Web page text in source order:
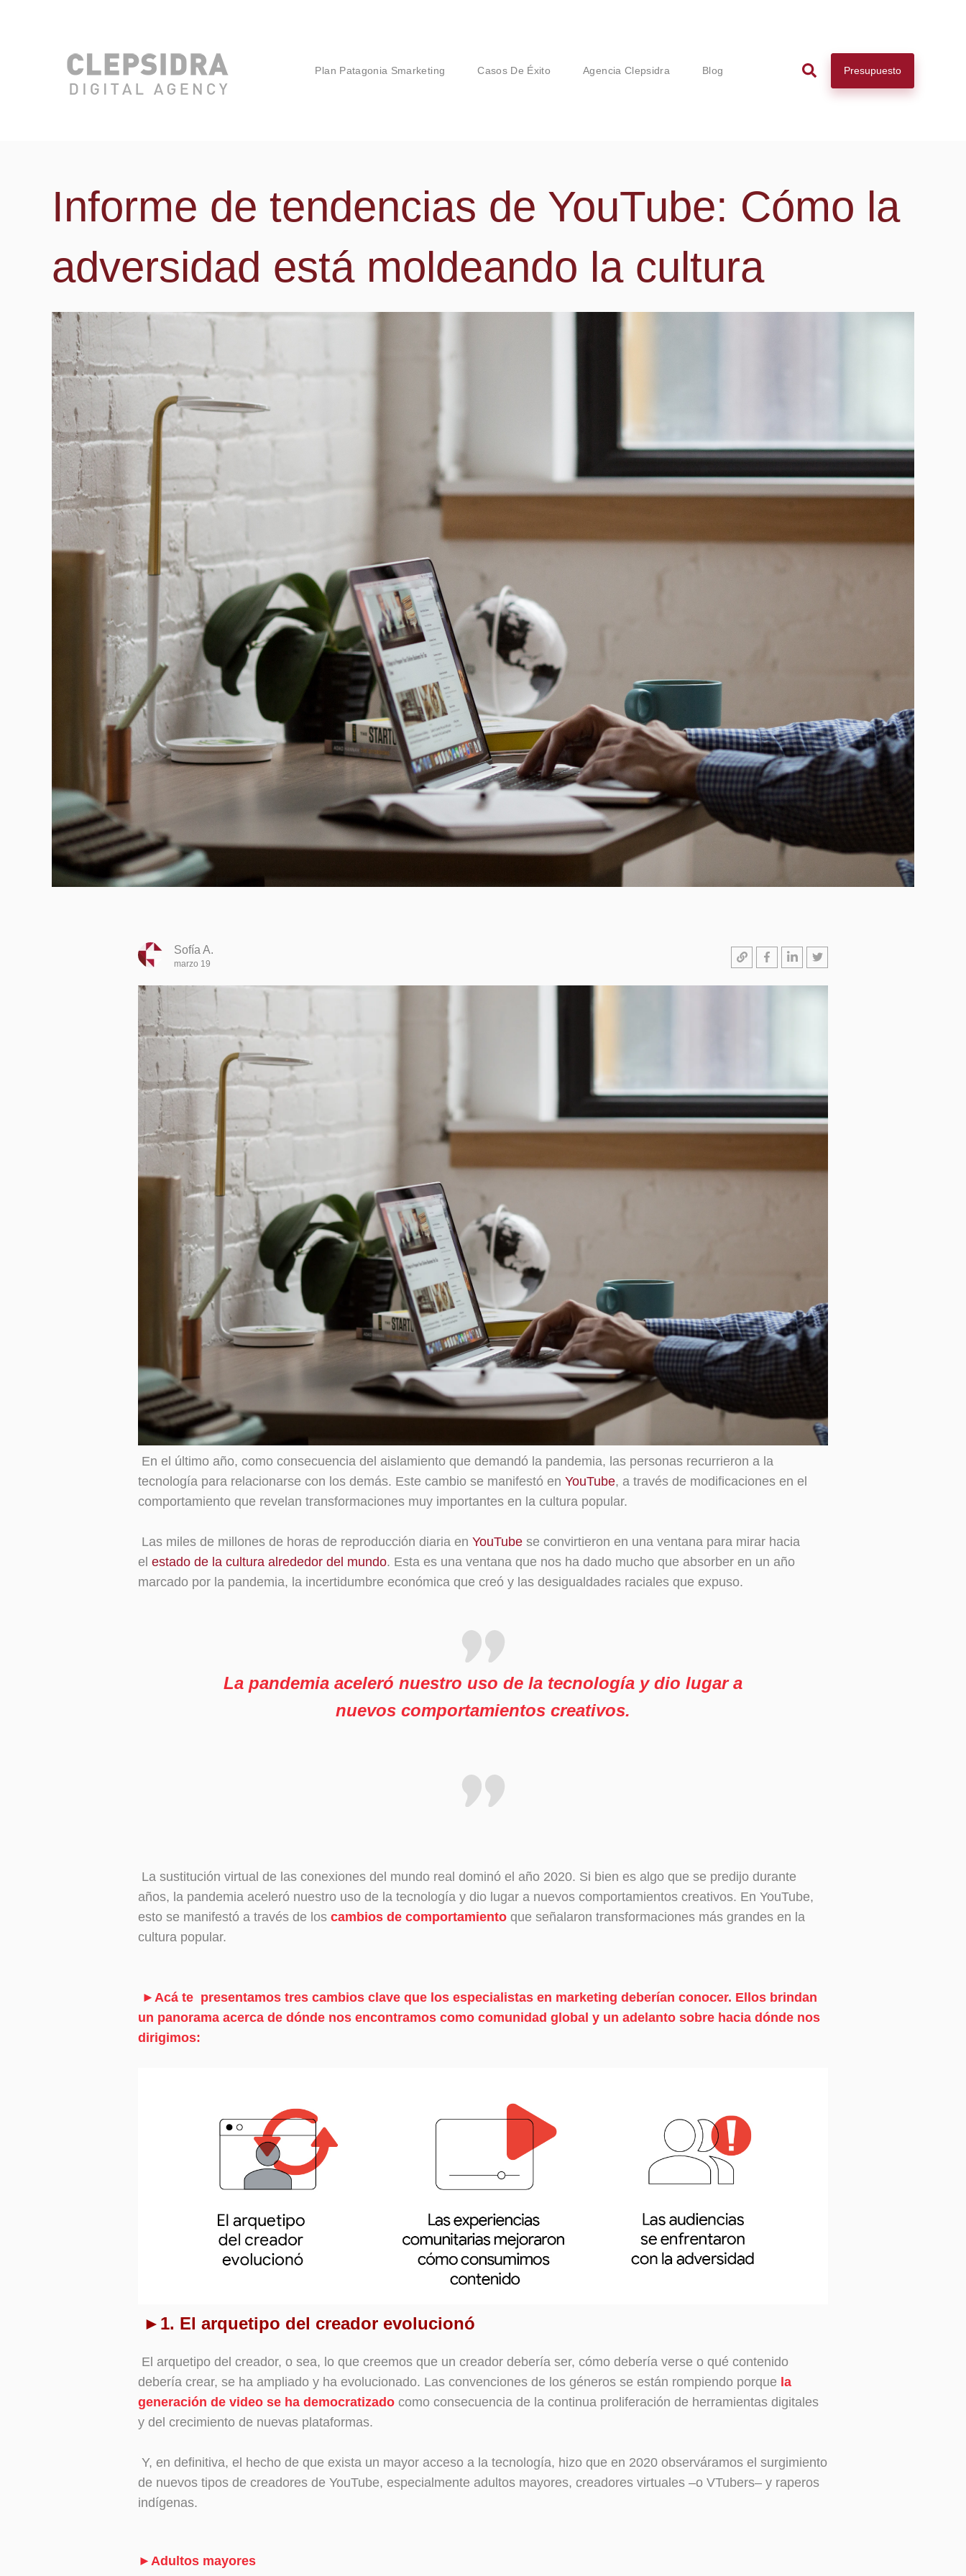
Plan Patagonia Smarketing Casos De Éxito Agencia Clepsidra Blog Presupuesto
Informe de tendencias de YouTube: Cómo la
adversidad está moldeando la cultura
Sofía A.
marzo 19
En el último año, como consecuencia del aislamiento que demandó la pandemia, las personas recurrieron a la
tecnología para relacionarse con los demás. Este cambio se manifestó en YouTube, a través de modificaciones en el
comportamiento que revelan transformaciones muy importantes en la cultura popular.
Las miles de millones de horas de reproducción diaria en YouTube se convirtieron en una ventana para mirar hacia
el estado de la cultura alrededor del mundo. Esta es una ventana que nos ha dado mucho que absorber en un año
marcado por la pandemia, la incertidumbre económica que creó y las desigualdades raciales que expuso.
La pandemia aceleró nuestro uso de la tecnología y dio lugar a
nuevos comportamientos creativos.
La sustitución virtual de las conexiones del mundo real dominó el año 2020. Si bien es algo que se predijo durante
años, la pandemia aceleró nuestro uso de la tecnología y dio lugar a nuevos comportamientos creativos. En YouTube,
esto se manifestó a través de los cambios de comportamiento que señalaron transformaciones más grandes en la
cultura popular.
►Acá te presentamos tres cambios clave que los especialistas en marketing deberían conocer. Ellos brindan
un panorama acerca de dónde nos encontramos como comunidad global y un adelanto sobre hacia dónde nos
dirigimos:
►1. El arquetipo del creador evolucionó
El arquetipo del creador, o sea, lo que creemos que un creador debería ser, cómo debería verse o qué contenido
debería crear, se ha ampliado y ha evolucionado. Las convenciones de los géneros se están rompiendo porque la
generación de video se ha democratizado como consecuencia de la continua proliferación de herramientas digitales
y del crecimiento de nuevas plataformas.
Y, en definitiva, el hecho de que exista un mayor acceso a la tecnología, hizo que en 2020 observáramos el surgimiento
de nuevos tipos de creadores de YouTube, especialmente adultos mayores, creadores virtuales –o VTubers– y raperos
indígenas.
►Adultos mayores